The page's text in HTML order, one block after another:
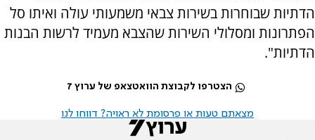
הדתיות שבוחרות בשירות צבאי משמעותי עולה ואיתו סל
הפתרונות ומסלולי השירות שהצבא מעמיד לרשות הבנות
הדתיות".
הצטרפו לקבוצת הוואטצאפ של ערוץ 7
מצאתם טעות או פרסומת לא ראויה? דווחו לנו